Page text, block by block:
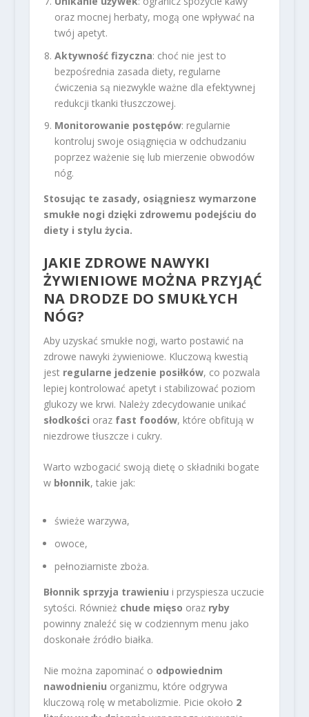
oraz mocnej herbaty, mogą one wpływać na
twój apetyt.
Aktywność fizyczna: choć nie jest to
bezpośrednia zasada diety, regularne
ćwiczenia są niezwykle ważne dla efektywnej
redukcji tkanki tłuszczowej.
Monitorowanie postępów: regularnie
kontroluj swoje osiągnięcia w odchudzaniu
poprzez ważenie się lub mierzenie obwodów
nóg.
Stosując te zasady, osiągniesz wymarzone
smukłe nogi dzięki zdrowemu podejściu do
diety i stylu życia.
JAKIE ZDROWE NAWYKI
ŻYWIENIOWE MOŻNA PRZYJĄĆ
NA DRODZE DO SMUKŁYCH
NÓG?
Aby uzyskać smukłe nogi, warto postawić na
zdrowe nawyki żywieniowe. Kluczową kwestią
jest regularne jedzenie posiłków, co pozwala
lepiej kontrolować apetyt i stabilizować poziom
glukozy we krwi. Należy zdecydowanie unikać
słodkości oraz fast foodów, które obfitują w
niezdrowe tłuszcze i cukry.
Warto wzbogacić swoją dietę o składniki bogate
w błonnik, takie jak:
świeże warzywa,
owoce,
pełnoziarniste zboża.
Błonnik sprzyja trawieniu i przyspiesza uczucie
sytości. Również chude mięso oraz ryby
powinny znaleźć się w codziennym menu jako
doskonałe źródło białka.
Nie można zapominać o odpowiednim
nawodnieniu organizmu, które odgrywa
kluczową rolę w metabolizmie. Picie około 2